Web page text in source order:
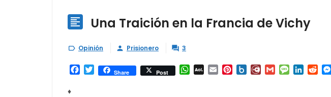
 Una Traición en la Francia de Vichy
 Opinión  Prisionero  3
Facebook
TwitterShare Post WhatsApp
AOL Email Pinterest
Box.netDiary.RuGmailMessage
LinkedIn
♦